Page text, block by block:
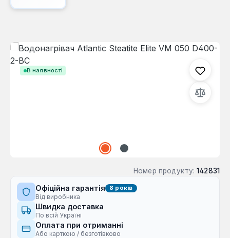
В наявності
Пропустити галерею зображень
Номер продукту: 142831
Офіційна гарантія 8 років
Від виробника
Швидка доставка
По всій Україні
Оплата при отриманні
Або карткою / безготівково